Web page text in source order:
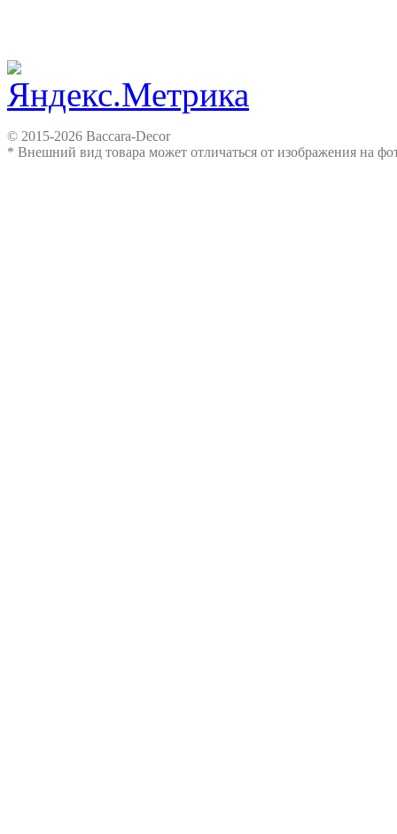
© 2015-2026 Baccara-Decor
* Внешний вид товара может отличаться от изображения на